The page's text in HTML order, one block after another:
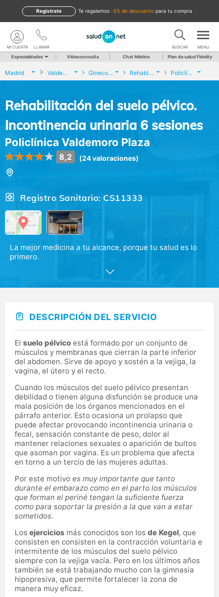
te regalamos -5% de descuento para tu compra
Regístrate
LLAMAR
MI CUENTA BUSCAR MENU
Especialidades Videoconsulta Chat Médico Plan de salud Fidelity
Madrid Valdemoro Ginecología y Obstetricia Rehabilitación del suelo pélvico. Incontinencia urinaria 6 sesiones Policlínica Valdemoro Plaza
Rehabilitación del suelo pélvico.
Incontinencia urinaria 6 sesiones
Policlínica Valdemoro Plaza
8,2 (24 valoraciones)
Registro Sanitario: CS11333
La mejor medicina a tu alcance, porque tu salud es lo
primero.
En el centro médico Valdemoro Plaza, priorizamos tu
cuentan con el mejor equipo de profesionales de la
salud de la zona sur de Madrid.
Nos comprometemos a proporcionarte una asistencia
eficaz y completa, incluyendo la realización de todas las
pruebas necesarias sin la necesidad de desplazarse a la
capital. Enfocados en su bienestar, nuestro centro
médico se esfuerza por ofrecer una atención integral
para garantizar los mejores resultados.
DESCRIPCIÓN DEL SERVICIO
El suelo pélvico está formado por un conjunto de
músculos y membranas que cierran la parte inferior
del abdomen. Sirve de apoyo y sostén a la vejiga, la
vagina, el útero y el recto.
Cuando los músculos del suelo pélvico presentan
debilidad o tienen alguna disfunción se produce una
mala posición de los órganos mencionados en el
párrafo anterior. Esto ocasiona un prolapso que
puede afectar provocando incontinencia urinaria o
fecal, sensación constante de peso, dolor al
mantener relaciones sexuales o aparición de bultos
que asoman por vagina. Es un problema que afecta
en torno a un tercio de las mujeres adultas.
Por este motivo es muy importante que tanto
durante el embarazo como en el parto los músculos
que forman el periné tengan la suficiente fuerza
como para soportar la presión a la que van a estar
sometidos.
Los ejercicios más conocidos son los de Kegel, que
consisten en consisten en la contracción voluntaria e
intermitente de los músculos del suelo pélvico
siempre con la vejiga vacía. Pero en los últimos años
también se está trabajando mucho con la gimnasia
hipopresiva, que permite fortalecer la zona de
manera muy eficaz.